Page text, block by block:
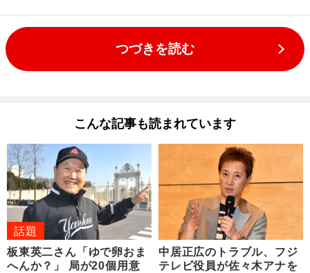
つづきを読む
こんな記事も読まれています
話題
板東英二さん「ゆで卵おま
へんか？」 局が20個用意
中居正広のトラブル、フジ
テレビ役員が佐々木アナを